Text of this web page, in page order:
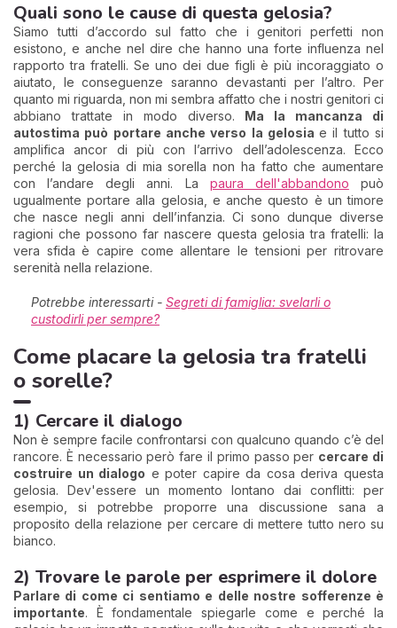
Quali sono le cause di questa gelosia?
Siamo tutti d’accordo sul fatto che i genitori perfetti non
esistono, e anche nel dire che hanno una forte influenza nel
rapporto tra fratelli. Se uno dei due figli è più incoraggiato o
aiutato, le conseguenze saranno devastanti per l’altro. Per
quanto mi riguarda, non mi sembra affatto che i nostri genitori ci
abbiano trattate in modo diverso. Ma la mancanza di
autostima può portare anche verso la gelosiae il tutto si
amplifica ancor di più con l’arrivo dell’adolescenza. Ecco
perché la gelosia di mia sorella non ha fatto che aumentare
con l’andare degli anni. La paura dell'abbandono può
ugualmente portare alla gelosia, e anche questo è un timore
che nasce negli anni dell’infanzia. Ci sono dunque diverse
ragioni che possono far nascere questa gelosia tra fratelli: la
vera sfida è capire come allentare le tensioni per ritrovare
serenità nella relazione.
Potrebbe interessarti - Segreti di famiglia: svelarli o
custodirli per sempre?
Come placare la gelosia tra fratelli
o sorelle?
1) Cercare il dialogo
Non è sempre facile confrontarsi con qualcuno quando c’è del
rancore. È necessario però fare il primo passo per cercare di
costruire un dialogo e poter capire da cosa deriva questa
gelosia. Dev'essere un momento lontano dai conflitti: per
esempio, si potrebbe proporre una discussione sana a
proposito della relazione per cercare di mettere tutto nero su
bianco.
2) Trovare le parole per esprimere il dolore
Parlare di come ci sentiamo e delle nostre sofferenze è
importante. È fondamentale spiegarle come e perché la